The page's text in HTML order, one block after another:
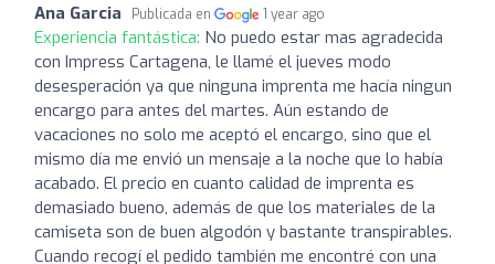
Ana Garcia Publicada en 1 year ago
Experiencia fantástica: No puedo estar mas agradecida
con Impress Cartagena, le llamé el jueves modo
desesperación ya que ninguna imprenta me hacía ningun
encargo para antes del martes. Aún estando de
vacaciones no solo me aceptó el encargo, sino que el
mismo día me envió un mensaje a la noche que lo había
acabado. El precio en cuanto calidad de imprenta es
demasiado bueno, además de que los materiales de la
camiseta son de buen algodón y bastante transpirables.
Cuando recogí el pedido también me encontré con una